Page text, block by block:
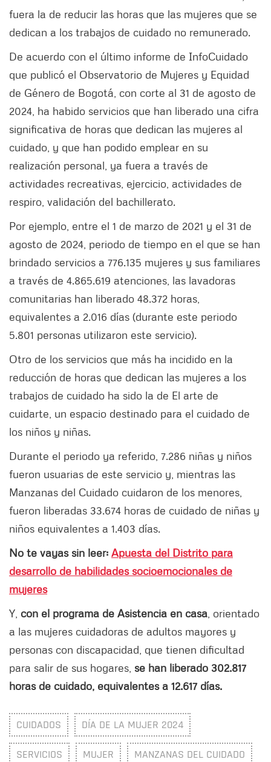
fuera la de reducir las horas que las mujeres que se
dedican a los trabajos de cuidado no remunerado.
De acuerdo con el último informe de InfoCuidado
que publicó el Observatorio de Mujeres y Equidad
de Género de Bogotá, con corte al 31 de agosto de
2024, ha habido servicios que han liberado una cifra
significativa de horas que dedican las mujeres al
cuidado, y que han podido emplear en su
realización personal, ya fuera a través de
actividades recreativas, ejercicio, actividades de
respiro, validación del bachillerato.
Por ejemplo, entre el 1 de marzo de 2021 y el 31 de
agosto de 2024, periodo de tiempo en el que se han
brindado servicios a 776.135 mujeres y sus familiares
a través de 4.865.619 atenciones, las lavadoras
comunitarias han liberado 48.372 horas,
equivalentes a 2.016 días (durante este periodo
5.801 personas utilizaron este servicio).
Otro de los servicios que más ha incidido en la
reducción de horas que dedican las mujeres a los
trabajos de cuidado ha sido la de El arte de
cuidarte, un espacio destinado para el cuidado de
los niños y niñas.
Durante el periodo ya referido, 7.286 niñas y niños
fueron usuarias de este servicio y, mientras las
Manzanas del Cuidado cuidaron de los menores,
fueron liberadas 33.674 horas de cuidado de niñas y
niños equivalentes a 1.403 días.
No te vayas sin leer: Apuesta del Distrito para
desarrollo de habilidades socioemocionales de
mujeres
Y, con el programa de Asistencia en casa , orientado
a las mujeres cuidadoras de adultos mayores y
personas con discapacidad, que tienen dificultad
para salir de sus hogares, se han liberado 302.817
horas de cuidado, equivalentes a 12.617 días.
CUIDADOS DÍA DE LA MUJER 2024
SERVICIOS MUJER MANZANAS DEL CUIDADO